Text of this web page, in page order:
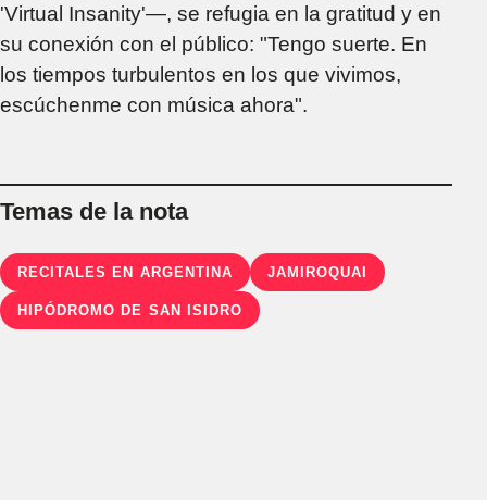
'Virtual Insanity'—, se refugia en la gratitud y en
su conexión con el público: "Tengo suerte. En
los tiempos turbulentos en los que vivimos,
escúchenme con música ahora".
Temas de la nota
RECITALES EN ARGENTINA JAMIROQUAI
HIPÓDROMO DE SAN ISIDRO